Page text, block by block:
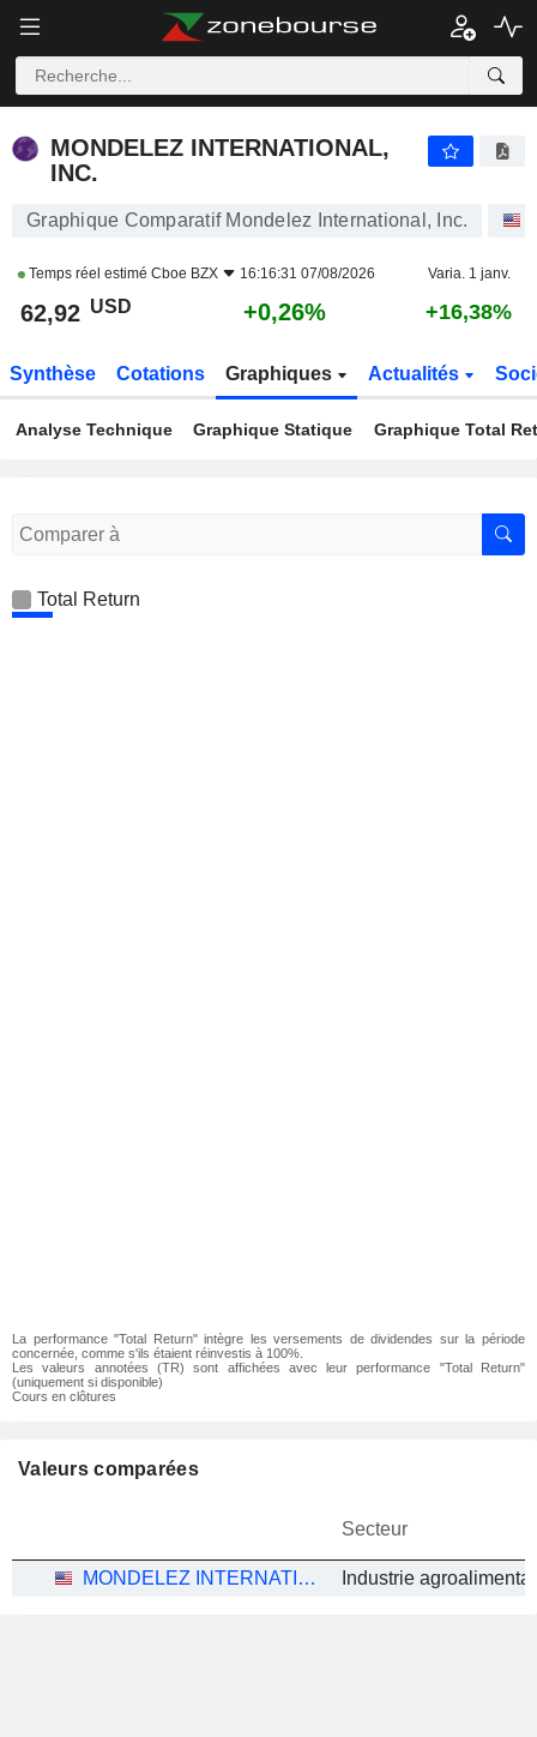
MONDELEZ INTERNATIONAL,
INC.
Graphique Comparatif Mondelez International, Inc.
Temps réel estimé Cboe BZX 16:16:31 07/08/2026 Varia. 1 janv.
62,92 USD +0,26% +16,38%
Synthèse Cotations Graphiques Actualités
Analyse Technique Graphique Statique Graphique Total
Total Return
La performance "Total Return" intègre les versements de dividendes sur la période
concernée, comme s'ils étaient réinvestis à 100%.
Les valeurs annotées (TR) sont affichées avec leur performance "Total Return"
(uniquement si disponible)
Cours en clôtures
Valeurs comparées
Secteur
MONDELEZ INTERNATIONAL, INC.